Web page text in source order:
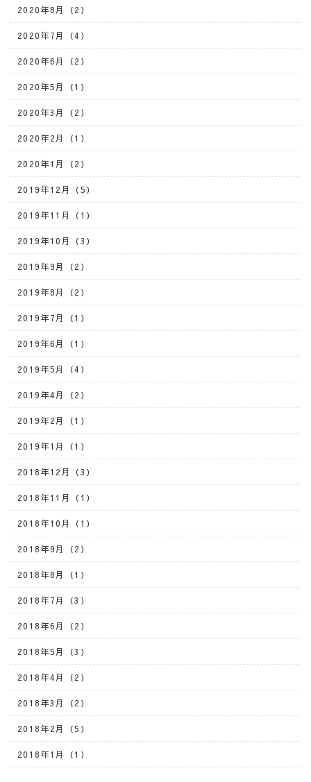
2020年8月（2）
2020年7月（4）
2020年6月（2）
2020年5月（1）
2020年3月（2）
2020年2月（1）
2020年1月（2）
2019年12月（5）
2019年11月（1）
2019年10月（3）
2019年9月（2）
2019年8月（2）
2019年7月（1）
2019年6月（1）
2019年5月（4）
2019年4月（2）
2019年2月（1）
2019年1月（1）
2018年12月（3）
2018年11月（1）
2018年10月（1）
2018年9月（2）
2018年8月（1）
2018年7月（3）
2018年6月（2）
2018年5月（3）
2018年4月（2）
2018年3月（2）
2018年2月（5）
2018年1月（1）